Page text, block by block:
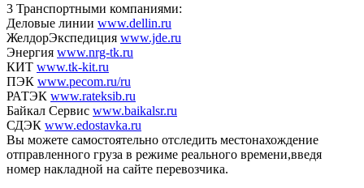
3 Транспортными компаниями:
Деловые линии www.dellin.ru
ЖелдорЭкспедиция www.jde.ru
Энергия www.nrg-tk.ru
КИТ www.tk-kit.ru
ПЭК www.pecom.ru/ru
РАТЭК www.rateksib.ru
Байкал Сервис www.baikalsr.ru
СДЭК www.edostavka.ru
Вы можете самостоятельно отследить местонахождение
отправленного груза в режиме реального времени,введя
номер накладной на сайте перевозчика.